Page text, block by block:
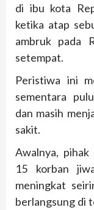
di ibu kota
ketika atap
ambruk pada
setempat.
Peristiwa ini
sementara
dan masih
sakit.
Awalnya,
15 korban
meningkat
berlangsung di